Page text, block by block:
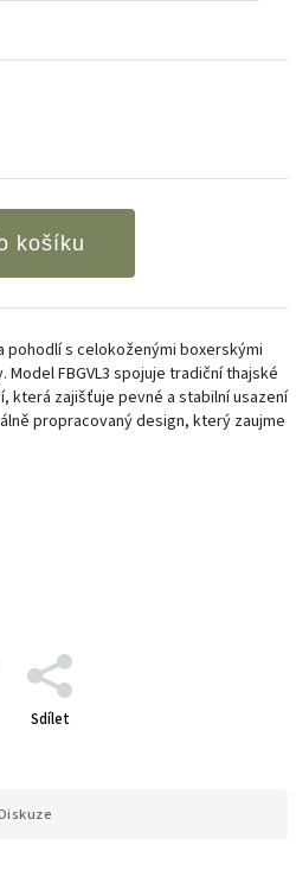
košíku
pohodlí s celokoženými boxerskými
FBGVL3 spojuje tradiční thajské
která zajišťuje pevné a stabilní usazení
propracovaný design, který zaujme
Sdílet